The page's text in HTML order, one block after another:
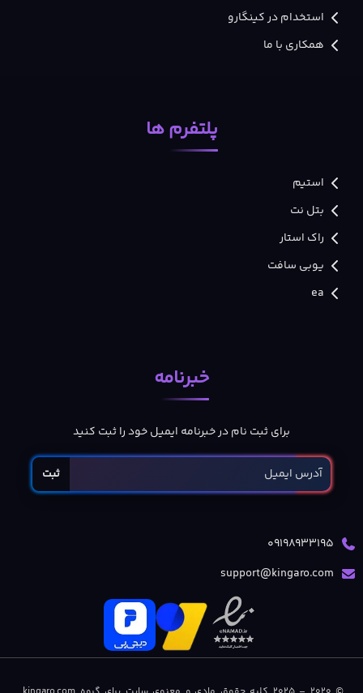
استخدام در کینگارو
همکاری با ما
پلتفرم ها
استیم
بتل نت
راک استار
یوبی سافت
ea
خبرنامه
برای ثبت نام در خبرنامه ایمیل خود را ثبت کنید
ثبت
09198933195
support@kingaro.com